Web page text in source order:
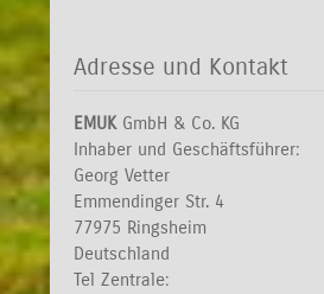
Adresse und Kontakt
EMUKGmbH & Co. KG
Inhaber und Geschäftsführer:
Georg Vetter
Emmendinger Str. 4
77975 Ringsheim
Deutschland
Tel Zentrale: